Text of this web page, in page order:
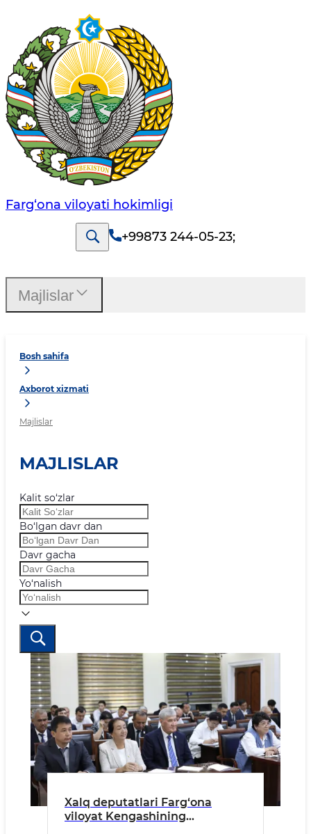
Farg‘оnа vilоyati hоkimligi
+99873 244-05-23;
Bosh sahifa
Axborot xizmati
Majlislar
MAJLISLAR
Kalit so‘zlar
Bo‘lgan davr dan
Davr gacha
Yo‘nalish
Xalq deputatlari Farg‘ona
viloyat Kengashining
Majlislar